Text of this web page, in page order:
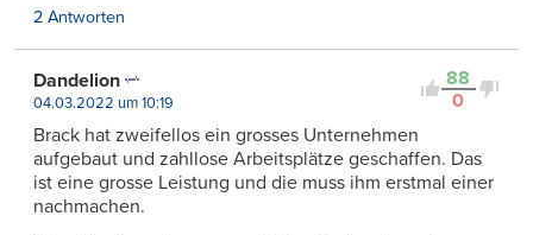
2 Antworten
88
0
Dandelion
04.03.2022 um 10:19
Brack hat zweifellos ein grosses Unternehmen
aufgebaut und zahllose Arbeitsplätze geschaffen. Das
ist eine grosse Leistung und die muss ihm erstmal einer
nachmachen.